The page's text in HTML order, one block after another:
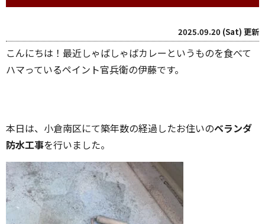
2025.09.20 (Sat) 更新
こんにちは！最近しゃばしゃばカレーというものを食べて
ハマっているペイント官兵衛の伊藤です。
本日は、小倉南区にて築年数の経過したお住いのベランダ
防水工事を行いました。